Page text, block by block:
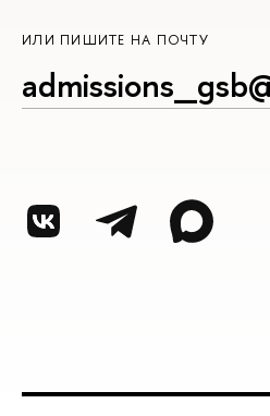
ИЛИ ПИШИТЕ НА ПОЧТУ